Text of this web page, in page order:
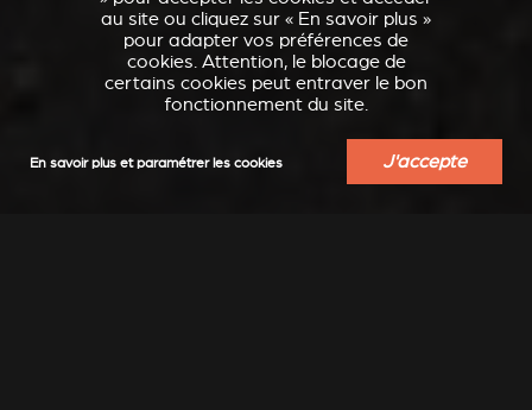
au site ou cliquez sur « En savoir plus »
pour adapter vos préférences de
cookies. Attention, le blocage de
certains cookies peut entraver le bon
fonctionnement du site.
En savoir plus et paramétrer les cookies J'accepte